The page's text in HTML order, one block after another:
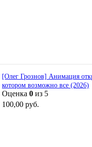
[Олег Грознов] Анимация
котором возможно все (2026)
Оценка 0 из 5
100,00 руб.